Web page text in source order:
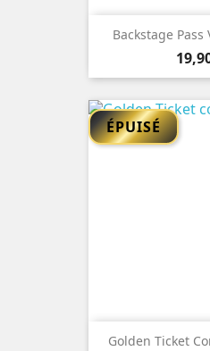
Backstage Pass
Prix
Golden Ticket
ÉPUISÉ